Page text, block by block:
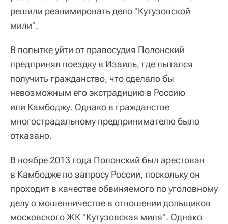
решили реанимировать дело "Кутузовской
мили".
В попытке уйти от правосудия Полонский
предпринял поездку в Изаиль, где пытался
получить гражданство, что сделало бы
невозможным его экстрадицию в Россию
или Камбоджу. Однако в гражданстве
многострадальному предпринимателю было
отказано.
В ноябре 2013 года Полонский был арестован
в Камбодже по запросу России, поскольку он
проходит в качестве обвиняемого по уголовному
делу о мошенничестве в отношении дольщиков
московского ЖК "Кутузовская миля". Однако